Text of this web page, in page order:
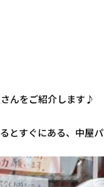
んをご紹介します♪
とすぐにある、中屋